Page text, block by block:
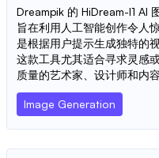
Dreampik 的 HiDream-I1 AI
旨在利用人工智能创作令人
是根据用户提示生成独特的
这款工具尤其适合寻求灵感
质量的艺术家、设计师和内
Image Generation